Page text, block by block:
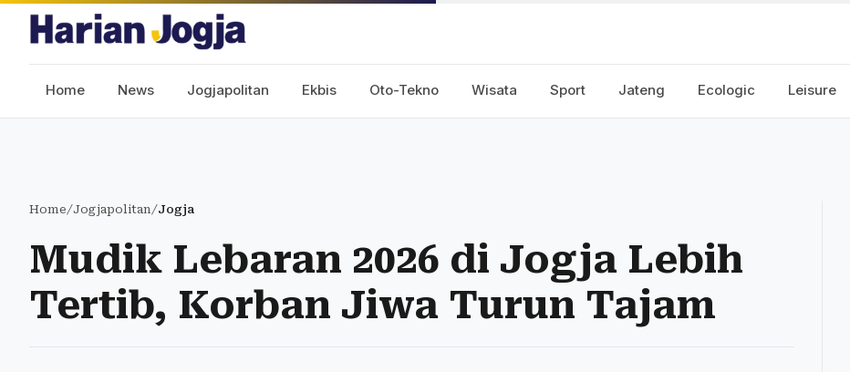
Home News Jogjapolitan Ekbis Oto-Tekno Wisata Sport Jateng Ecologic Leisure
Home/Jogjapolitan/Jogja
Mudik Lebaran 2026 di Jogja Lebih
Tertib, Korban Jiwa Turun Tajam